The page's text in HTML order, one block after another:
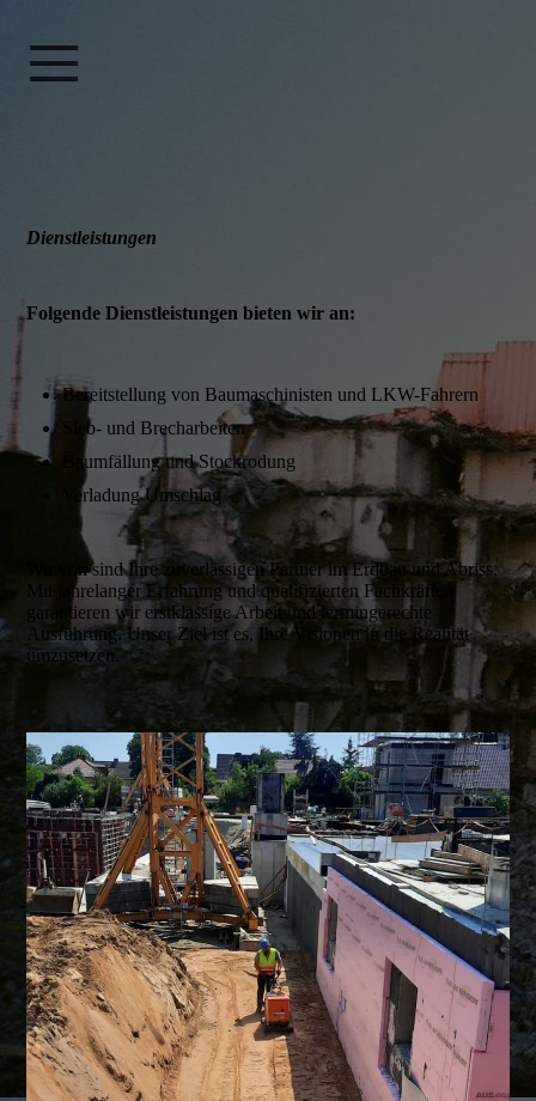
Dienstleistungen
Folgende Dienstleistungen bieten wir an:
Bereitstellung von Baumaschinisten und LKW-Fahrern
Sieb- und Brecharbeiten
Baumfällung und Stockrodung
Verladung Umschlag
Wir von sind Ihre zuverlässigen Partner im Erdbau und Abriss.
Mit jahrelanger Erfahrung und qualifizierten Fachkräften
garantieren wir erstklassige Arbeit und termingerechte
Ausführung. Unser Ziel ist es, Ihre Visionen in die Realität
umzusetzen.